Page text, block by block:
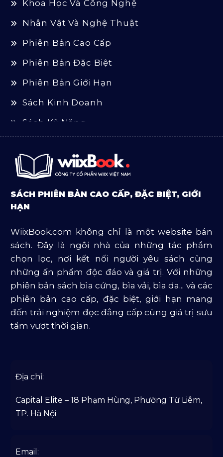
Khoa Học Và Công Nghệ
Nhân Vật Và Nghệ Thuật
Phiên Bản Cao Cấp
Phiên Bản Đặc Biệt
Phiên Bản Giới Hạn
Sách Kinh Doanh
Sách Kỹ Năng
Sách Ngoại Văn
Sách Tôn Giáo
Sản Phẩm Mở Bán
Văn Học Và Lịch Sử
SÁCH PHIÊN BẢN CAO CẤP, ĐẶC BIỆT, GIỚI
HẠN
WiixBook.com không chỉ là một website bán
sách. Đây là ngôi nhà của những tác phẩm
chọn lọc, nơi kết nối người yêu sách cùng
những ấn phẩm độc đáo và giá trị. Với những
phiên bản sách bìa cứng, bìa vải, bìa da... và các
phiên bản cao cấp, đặc biệt, giới hạn mang
đến trải nghiệm đọc đẳng cấp cùng giá trị sưu
tầm vượt thời gian.
Địa chỉ:
Capital Elite – 18 Phạm Hùng, Phường Từ Liêm,
TP. Hà Nội
Email: